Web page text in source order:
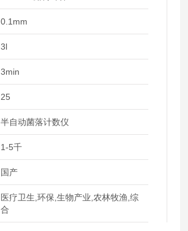
0.1mm
3l
3min
25
半自动菌落计数仪
1-5千
国产
医疗卫生,环保,生物产业,农林牧渔,综
合